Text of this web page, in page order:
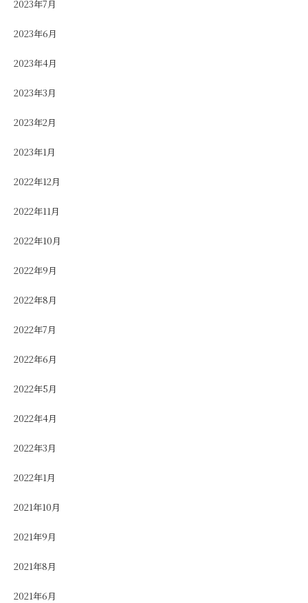
2023年7月
2023年6月
2023年4月
2023年3月
2023年2月
2023年1月
2022年12月
2022年11月
2022年10月
2022年9月
2022年8月
2022年7月
2022年6月
2022年5月
2022年4月
2022年3月
2022年1月
2021年10月
2021年9月
2021年8月
2021年6月